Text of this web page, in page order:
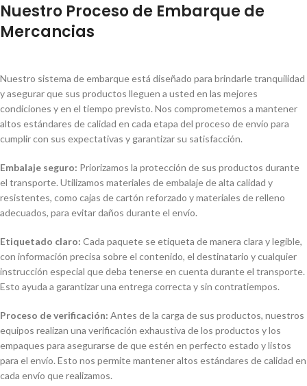
Nuestro Proceso de Embarque de
Mercancias
Nuestro sistema de embarque está diseñado para brindarle tranquilidad
y asegurar que sus productos lleguen a usted en las mejores
condiciones y en el tiempo previsto. Nos comprometemos a mantener
altos estándares de calidad en cada etapa del proceso de envío para
cumplir con sus expectativas y garantizar su satisfacción.
Embalaje seguro: Priorizamos la protección de sus productos durante
el transporte. Utilizamos materiales de embalaje de alta calidad y
resistentes, como cajas de cartón reforzado y materiales de relleno
adecuados, para evitar daños durante el envío.
Etiquetado claro: Cada paquete se etiqueta de manera clara y legible,
con información precisa sobre el contenido, el destinatario y cualquier
instrucción especial que deba tenerse en cuenta durante el transporte.
Esto ayuda a garantizar una entrega correcta y sin contratiempos.
Proceso de verificación: Antes de la carga de sus productos, nuestros
equipos realizan una verificación exhaustiva de los productos y los
empaques para asegurarse de que estén en perfecto estado y listos
para el envío. Esto nos permite mantener altos estándares de calidad en
cada envío que realizamos.